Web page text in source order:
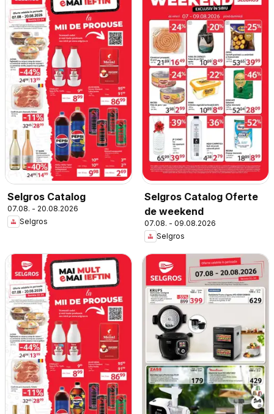
Selgros Catalog
07.08. - 20.08.2026
Selgros
Selgros Catalog Oferte
de weekend
07.08. - 09.08.2026
Selgros